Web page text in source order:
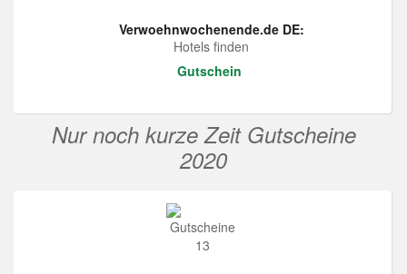
Verwoehnwochenende.de DE:
Hotels finden
Gutschein
Nur noch kurze Zeit Gutscheine
2020